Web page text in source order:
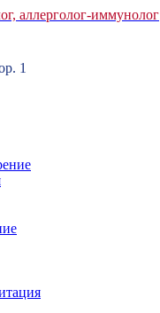
аллерголог-иммунолог
1